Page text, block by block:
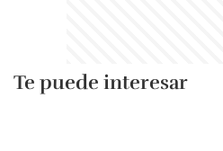
Te puede interesar